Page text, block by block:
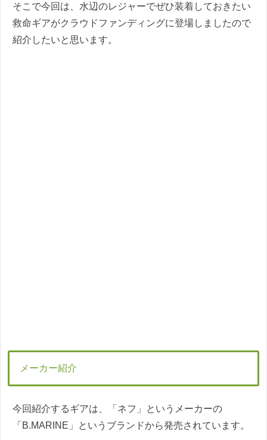
そこで今回は、水辺のレジャーでぜひ装着しておきたい
救命ギアがクラウドファンディングに登場しましたので
紹介したいと思います。
メーカー紹介
今回紹介するギアは、「ネフ」というメーカーの
「B.MARINE」というブランドから発売されています。